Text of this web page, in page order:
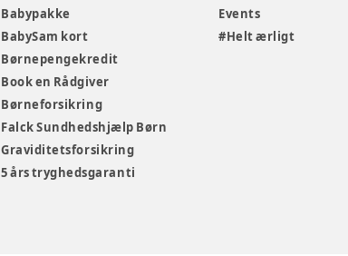
Babypakke
BabySam kort
Børnepengekredit
Book en Rådgiver
Børneforsikring
Falck Sundhedshjælp Børn
Graviditetsforsikring
5 års tryghedsgaranti
Events
#Helt ærligt